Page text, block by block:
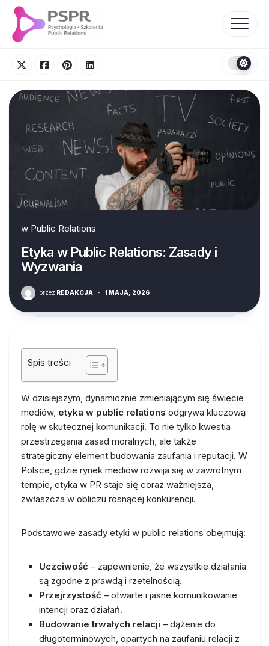
Skip
content
w Public Relations
Etyka w Public Relations: Zasady i
Wyzwania
przez REDAKCJA · 1 MAJA, 2026
Spis treści
W dzisiejszym, dynamicznie zmieniającym się świecie
mediów, etyka w public relations odgrywa kluczową
rolę w skutecznej komunikacji. To nie tylko kwestia
przestrzegania zasad moralnych, ale także
strategiczny element budowania zaufania i reputacji. W
Polsce, gdzie rynek mediów rozwija się w zawrotnym
tempie, etyka w PR staje się coraz ważniejsza,
zwłaszcza w obliczu rosnącej konkurencji.
Podstawowe zasady etyki w public relations obejmują:
Uczciwość – zapewnienie, że wszystkie działania
są zgodne z prawdą i rzetelnością.
Przejrzystość – otwarte i jasne komunikowanie
intencji oraz działań.
Budowanie trwałych relacji – dążenie do
długoterminowych, opartych na zaufaniu relacji z